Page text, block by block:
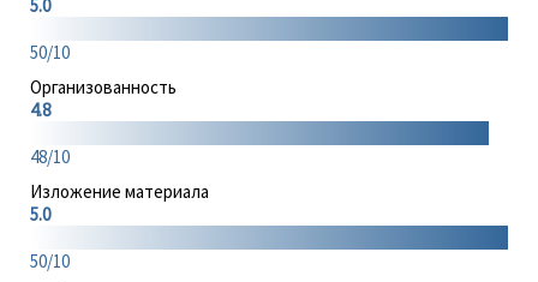
5.0
50/10
Организованность
4.8
48/10
Изложение материала
5.0
50/10